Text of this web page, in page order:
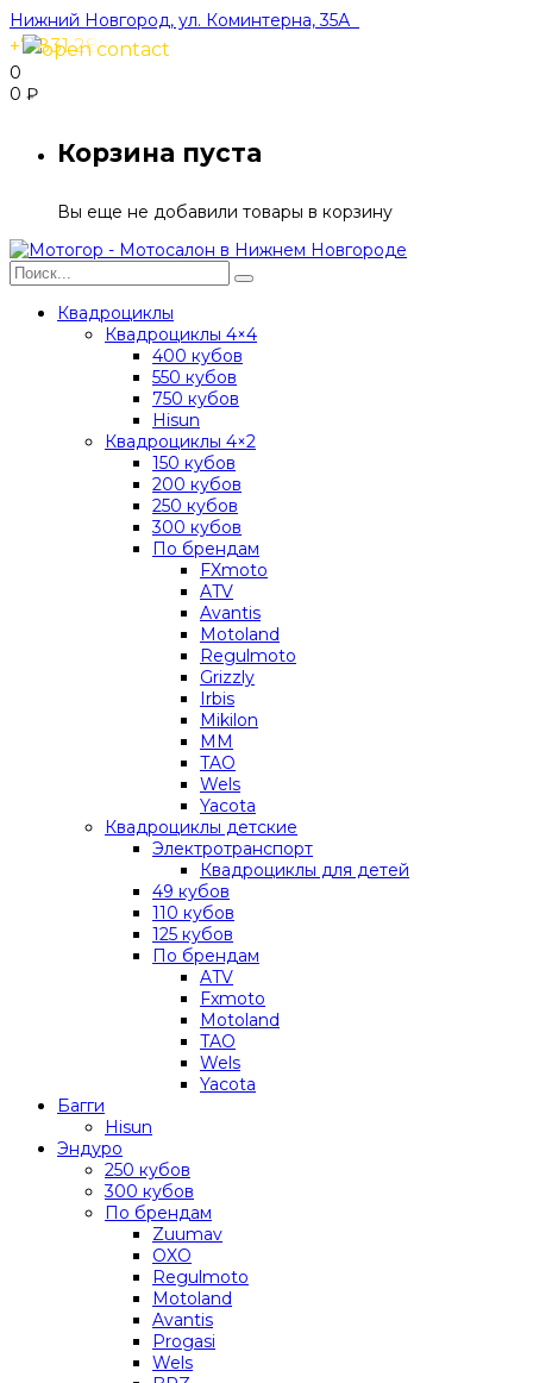
Нижний Новгород, ул. Коминтерна, 35А
+7 831 288-91-40
0
0 ₽
Корзина пуста
Вы еще не добавили товары в корзину
Квадроциклы
Квадроциклы 4×4
400 кубов
550 кубов
750 кубов
Hisun
Квадроциклы 4×2
150 кубов
200 кубов
250 кубов
300 кубов
По брендам
FXmoto
ATV
Avantis
Motoland
Regulmoto
Grizzly
Irbis
Mikilon
MM
TAO
Wels
Yacota
Квадроциклы детские
Электротранспорт
Квадроциклы для детей
49 кубов
110 кубов
125 кубов
По брендам
ATV
Fxmoto
Motoland
TAO
Wels
Yacota
Багги
Hisun
Эндуро
250 кубов
300 кубов
По брендам
Zuumav
OXO
Regulmoto
Motoland
Avantis
Progasi
Wels